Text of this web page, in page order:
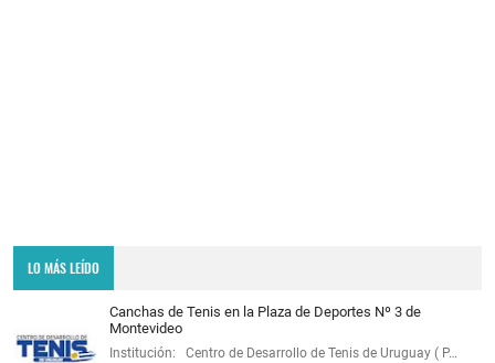
LO MÁS LEÍDO
Canchas de Tenis en la Plaza de Deportes Nº 3 de
Montevideo
Institución: Centro de Desarrollo de Tenis de Uruguay ( P…